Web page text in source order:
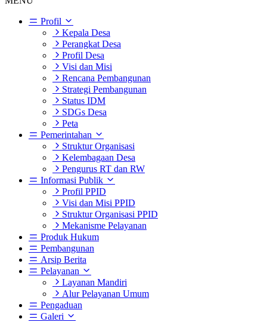
Profil
Kepala Desa
Perangkat Desa
Profil Desa
Visi dan Misi
Rencana Pembangunan
Strategi Pembangunan
Status IDM
SDGs Desa
Peta
Pemerintahan
Struktur Organisasi
Kelembagaan Desa
Pengurus RT dan RW
Informasi Publik
Profil PPID
Visi dan Misi PPID
Struktur Organisasi PPID
Mekanisme Pelayanan
Produk Hukum
Pembangunan
Arsip Berita
Pelayanan
Layanan Mandiri
Alur Pelayanan Umum
Pengaduan
Galeri